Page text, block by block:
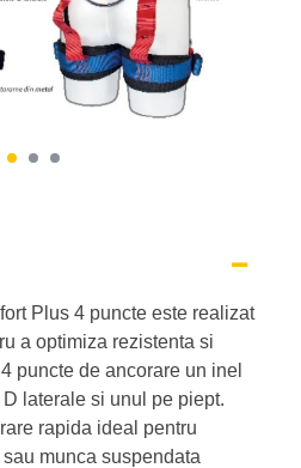
Plus 4 puncte este realizat
a optimiza rezistenta si
puncte de ancorare un inel
laterale si unul pe piept.
rapida ideal pentru
munca suspendata